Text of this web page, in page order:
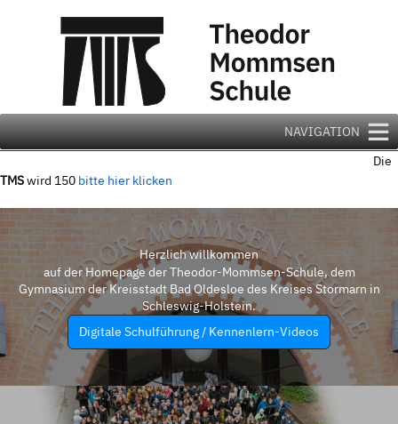
NAVIGATION
Die
TMSwird 150 bitte hier klicken
Herzlich willkommen
auf der Homepage der Theodor-Mommsen-Schule, dem
Gymnasium der Kreisstadt Bad Oldesloe des Kreises Stormarn in
Schleswig-Holstein.
Digitale Schulführung / Kennenlern-Videos